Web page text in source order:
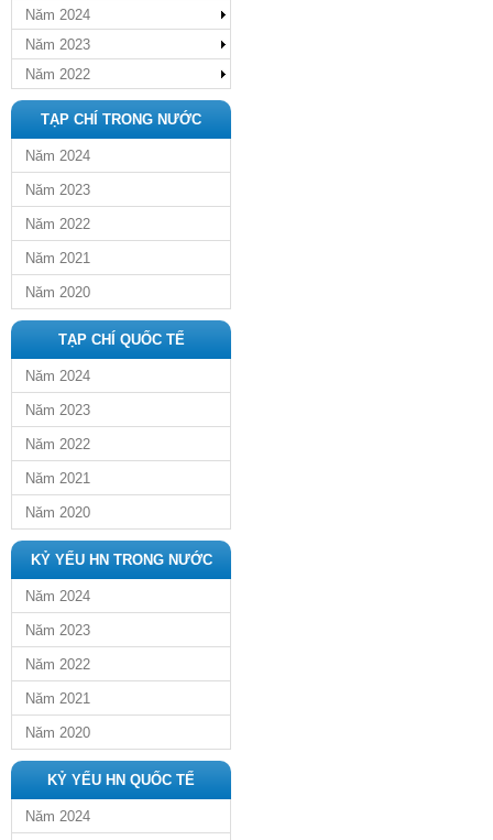
Năm 2024
Năm 2023
Năm 2022
TẠP CHÍ TRONG NƯỚC
Năm 2024
Năm 2023
Năm 2022
Năm 2021
Năm 2020
TẠP CHÍ QUỐC TẾ
Năm 2024
Năm 2023
Năm 2022
Năm 2021
Năm 2020
KỶ YẾU HN TRONG NƯỚC
Năm 2024
Năm 2023
Năm 2022
Năm 2021
Năm 2020
KỶ YẾU HN QUỐC TẾ
Năm 2024